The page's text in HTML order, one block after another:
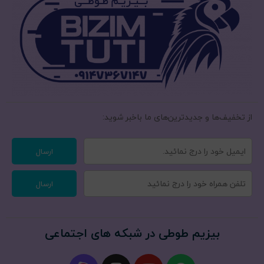
از تخفیف‌ها و جدیدترین‌های ما‌ باخبر شوید:
ارسال
ارسال
بیزیم طوطی در شبکه های اجتماعی